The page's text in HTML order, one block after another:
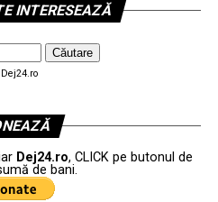
INTERESEAZĂ
Dej24.ro, CLICK pe butonul de
de bani.